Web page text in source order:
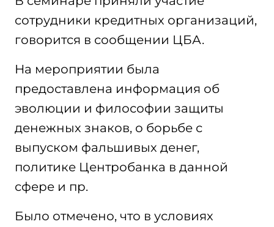
сотрудники кредитных организаций,
говорится в сообщении ЦБА.
На мероприятии была
предоставлена информация об
эволюции и философии защиты
денежных знаков, о борьбе с
выпуском фальшивых денег,
политике Центробанка в данной
сфере и пр.
Было отмечено, что в условиях